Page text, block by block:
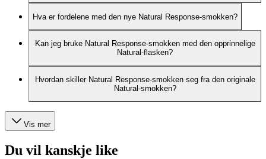
Hva er fordelene med den nye Natural Response-smokken?
Kan jeg bruke Natural Response-smokken med den opprinnelige
Natural-flasken?
Hvordan skiller Natural Response-smokken seg fra den originale
Natural-smokken?
Vis mer
Du vil kanskje like